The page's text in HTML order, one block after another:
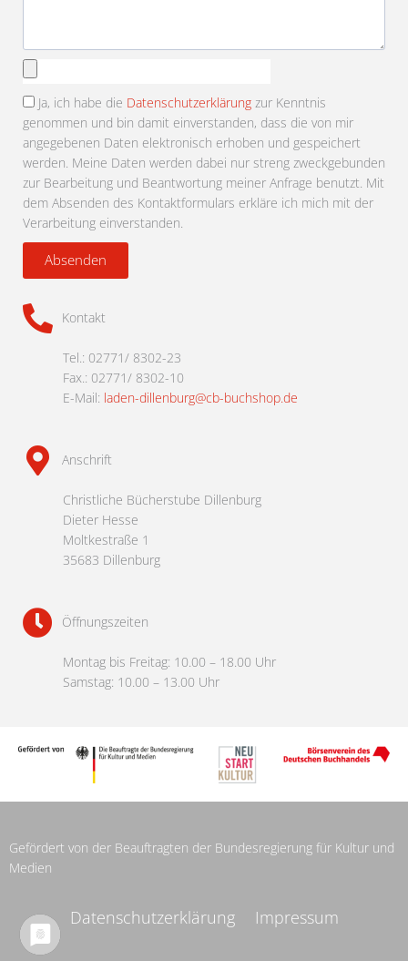
Anhang
Ja, ich habe die Datenschutzerklärung zur Kenntnis
genommen und bin damit einverstanden, dass die von mir
angegebenen Daten elektronisch erhoben und gespeichert
werden. Meine Daten werden dabei nur streng zweckgebunden
zur Bearbeitung und Beantwortung meiner Anfrage benutzt. Mit
dem Absenden des Kontaktformulars erkläre ich mich mit der
Verarbeitung einverstanden.
Absenden
Kontakt
Tel.: 02771/ 8302-23
Fax.: 02771/ 8302-10
E-Mail: laden-dillenburg@cb-buchshop.de
Anschrift
Christliche Bücherstube Dillenburg
Dieter Hesse
Moltkestraße 1
35683 Dillenburg
Öffnungszeiten
Montag bis Freitag: 10.00 – 18.00 Uhr
Samstag: 10.00 – 13.00 Uhr
Gefördert von der Beauftragten der Bundesregierung für Kultur und
Medien
Datenschutzerklärung Impressum